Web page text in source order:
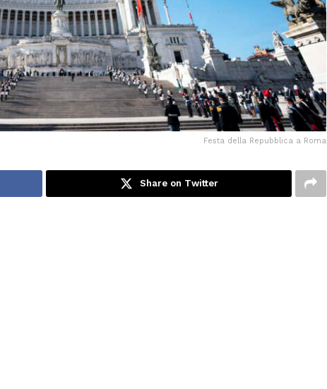
Festa della Repubblica a Roma
Share on Twitter